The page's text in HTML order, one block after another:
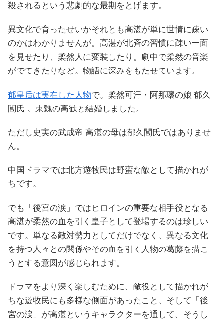
殺されるという悲劇的な最期をとげます。
異文化で育ったせいかそれとも高湛が単に世情に疎い
のかはわかりませんが。高湛が北斉の習慣に疎い一面
を見せたり、柔然人に変装したり。劇中で柔然の音楽
がでてきたりなど。物語に深みをもたせています。
郁皇后は実在した人物で。柔然可汗・阿那瓌の娘 郁久
閭氏 。東魏の高歓と結婚しました。
ただし史実の武成帝 高湛の母は郁久閭氏ではありませ
ん。
中国ドラマでは北方遊牧民は野蛮な敵として描かれが
ちです。
でも「後宮の涙」ではヒロインの重要な相手役となる
高湛が柔然の血を引く皇子として登場するのは珍しい
です。単なる敵対勢力としてだけでなく、異なる文化
を持つ人々との関係やその血を引く人物の葛藤を描こ
うとする意図が感じられます。
ドラマをより深く楽しむために、敵役として描かれが
ちな遊牧民にも多様な側面があったこと、そして「後
宮の涙」が高湛というキャラクターを通して、そうし